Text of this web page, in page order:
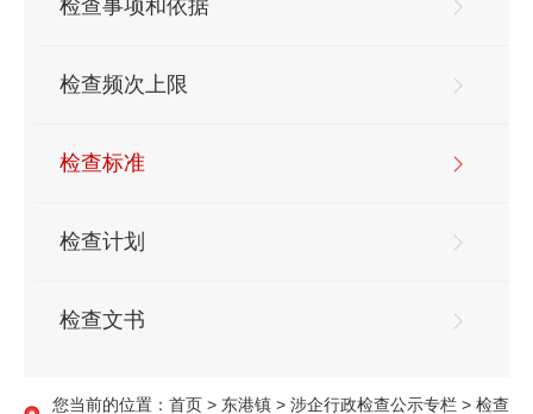
检查事项和依据
检查频次上限
检查标准
检查计划
检查文书
您当前的位置： 首页 > 东港镇 > 涉企行政检查公示专栏 > 检查